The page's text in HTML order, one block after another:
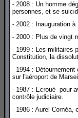
- 2008 : Un homme
personnes, et se
- 2002 : Inauguration
- 2000 : Plus de vingt
- 1999 : Les militaires
Constitution, la
- 1994 :
sur l'aéroport de
- 1987 : Ecroué pour
contrôle judiciaire.
- 1986 : Aurel Cornéa,